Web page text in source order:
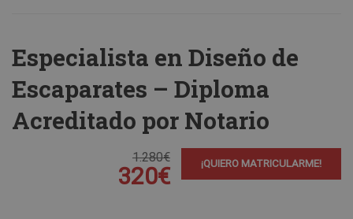
Especialista en Diseño de
Escaparates – Diploma
Acreditado por Notario
1.280€
320€ ¡QUIERO MATRICULARME!